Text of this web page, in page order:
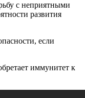
с неприятными
развития
если
иммунитет к